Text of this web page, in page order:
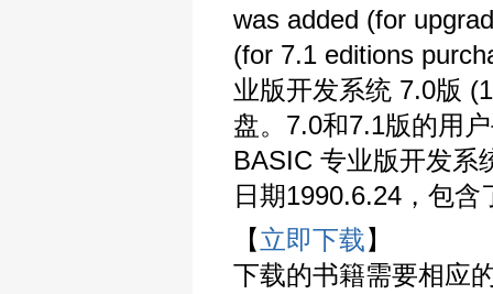
was added (for
(for 7.1 editions
业版开发系统 7.0版
盘。7.0和7.1版的用
BASIC 专业版开发系
日期1990.6.24，包
【立即下载】
下载的书籍需要相应